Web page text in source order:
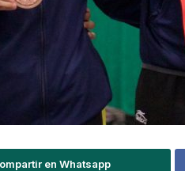
en Whatsapp